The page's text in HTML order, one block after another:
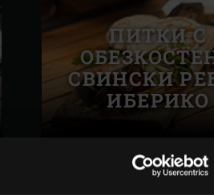
ПИТКИ С
СВИНСКИ
ИБЕРИКО